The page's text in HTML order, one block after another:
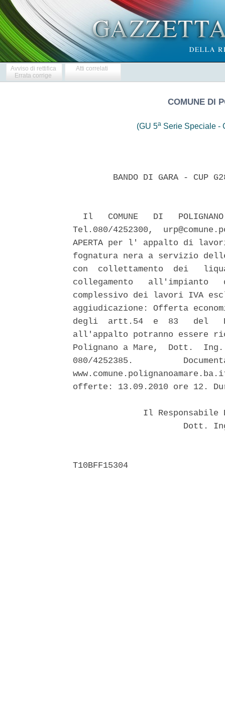
Avviso di rettifica
Errata corrige
Atti correlati
COMUNE DI
(GU 5a Serie Speciale -
BANDO DI GARA - CUP
Il   COMUNE   DI
Tel.080/4252300,
APERTA per l' appalto di
fognatura nera a servizio
con  collettamento  dei
collegamento   all'impianto
complessivo dei lavori IVA
aggiudicazione: Offerta
degli  artt.54  e  83   del
all'appalto potranno essere
Polignano a Mare,  Dott.  Ing.
080/4252385.
offerte: 13.09.2010 ore 12.
Il
Dott.